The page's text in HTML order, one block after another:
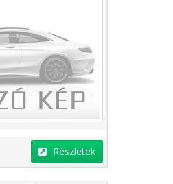
Részletek